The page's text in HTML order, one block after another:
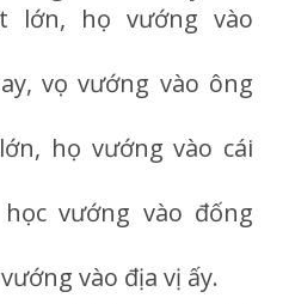
lớn, họ vướng vào
vọ vướng vào ông
họ vướng vào cái
vướng vào đống
vào địa vị ấy.